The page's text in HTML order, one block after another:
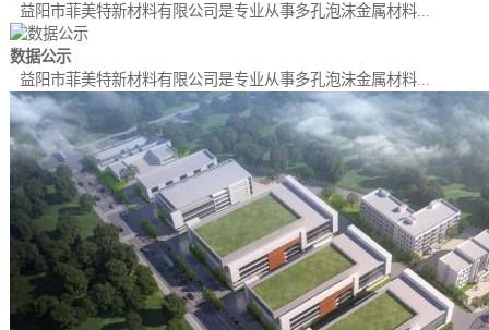
益阳市菲美特新材料有限公司是专业从事多孔泡沫金属材料...
数据公示
益阳市菲美特新材料有限公司是专业从事多孔泡沫金属材料...